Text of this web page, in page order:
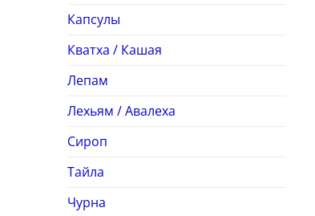
Капсулы
Кватха / Кашая
Лепам
Лехьям / Авалеха
Сироп
Тайла
Чурна